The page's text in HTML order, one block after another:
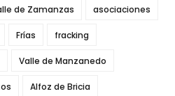
de Zamanzas asociaciones
Frías fracking
Valle de Manzanedo
Alfoz de Bricia